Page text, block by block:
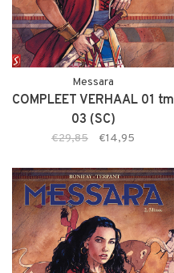
Messara
COMPLEET VERHAAL 01 tm
03 (SC)
€29,85 €14,95